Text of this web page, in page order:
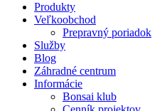
Produkty
Veľkoobchod
Prepravný poriadok
Služby
Blog
Záhradné centrum
Informácie
Bonsai klub